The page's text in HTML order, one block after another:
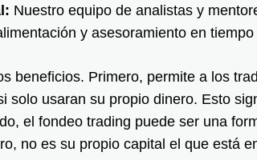
Nuestro equipo de analistas y
y asesoramiento en tiempo
beneficios. Primero, permite a los
solo usaran su propio dinero. Esto
el fondeo trading puede ser una
no es su propio capital el que está